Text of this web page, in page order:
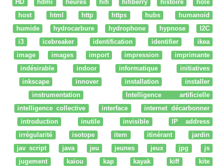
HD hdmi heures hifi hifiberry histoire
hole
host
html http https hubs
humanoid
humide
hydrocarbure hydrophone hypnose
I2C
i3
icebreaker identification identifier
ikea
image
images import impression
imprimante
indésirable
indoor informatique
initiatives
inkscape
innover installation
installer
instrumentation
Intelligence artificielle
intelligence collective
interface
internet décarbonner
introduction
inutile invisible
IP address
irrégularité
isotope item itinérant
jardin
jav script
java jeu jeunes jeux jpg
js
jugement
kaiou kap kayak kiff
kite